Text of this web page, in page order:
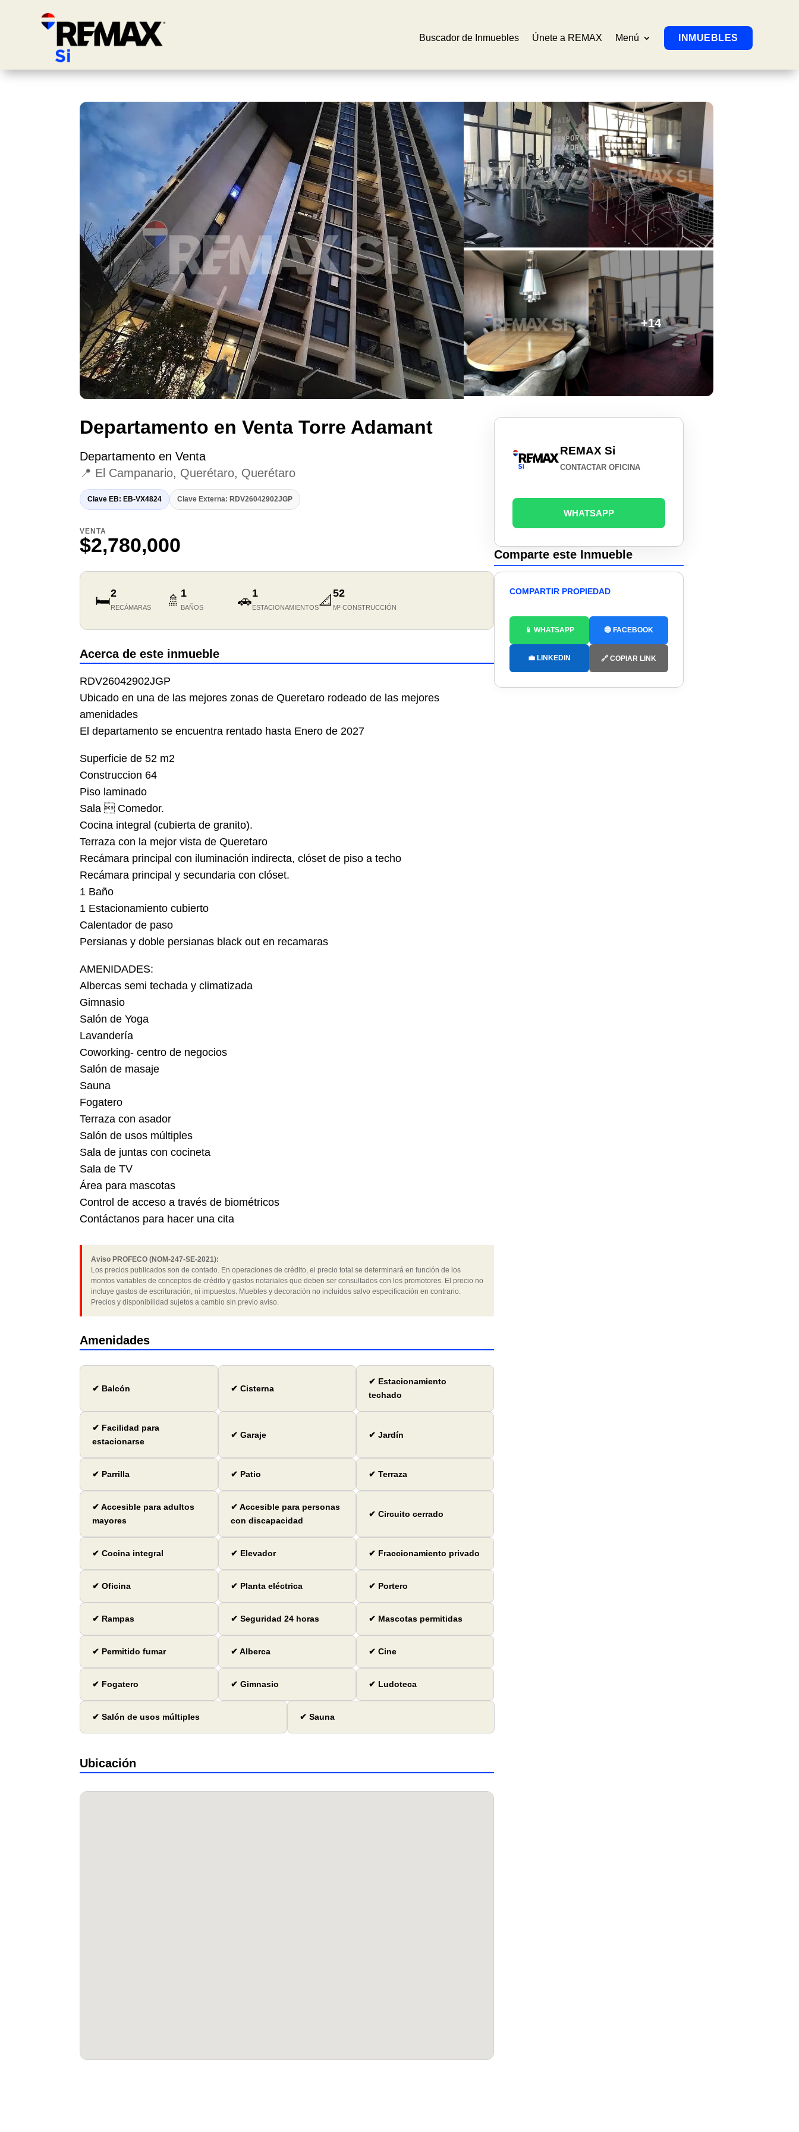
Buscador de Inmuebles Únete a REMAX Menú INMUEBLES
+14
Departamento en Venta Torre Adamant
Departamento en Venta
📍 El Campanario, Querétaro, Querétaro
Clave EB: EB-VX4824 Clave Externa: RDV26042902JGP
VENTA
$2,780,000
🛏️2
RECÁMARAS 🚿 1
BAÑOS 🚗1
ESTACIONAMIENTOS📐52
M² CONSTRUCCIÓN
Acerca de este inmueble
RDV26042902JGP
Ubicado en una de las mejores zonas de Queretaro rodeado de las mejores
amenidades
El departamento se encuentra rentado hasta Enero de 2027
Superficie de 52 m2
Construccion 64
Piso laminado
Sala  Comedor.
Cocina integral (cubierta de granito).
Terraza con la mejor vista de Queretaro
Recámara principal con iluminación indirecta, clóset de piso a techo
Recámara principal y secundaria con clóset.
1 Baño
1 Estacionamiento cubierto
Calentador de paso
Persianas y doble persianas black out en recamaras
AMENIDADES:
Albercas semi techada y climatizada
Gimnasio
Salón de Yoga
Lavandería
Coworking- centro de negocios
Salón de masaje
Sauna
Fogatero
Terraza con asador
Salón de usos múltiples
Sala de juntas con cocineta
Sala de TV
Área para mascotas
Control de acceso a través de biométricos
Contáctanos para hacer una cita
Aviso PROFECO (NOM-247-SE-2021):
Los precios publicados son de contado. En operaciones de crédito, el precio total se determinará en función de los
montos variables de conceptos de crédito y gastos notariales que deben ser consultados con los promotores. El precio no
incluye gastos de escrituración, ni impuestos. Muebles y decoración no incluidos salvo especificación en contrario.
Precios y disponibilidad sujetos a cambio sin previo aviso.
Amenidades
✔ Balcón ✔ Cisterna
✔ Estacionamiento
techado
✔ Facilidad para
estacionarse
✔ Garaje ✔ Jardín
✔ Parrilla ✔ Patio ✔ Terraza
✔ Accesible para adultos
mayores
✔ Accesible para personas
con discapacidad
✔ Circuito cerrado
✔ Cocina integral ✔ Elevador ✔ Fraccionamiento privado
✔ Oficina ✔ Planta eléctrica ✔ Portero
✔ Rampas ✔ Seguridad 24 horas ✔ Mascotas permitidas
✔ Permitido fumar ✔ Alberca ✔ Cine
✔ Fogatero ✔ Gimnasio ✔ Ludoteca
✔ Salón de usos múltiples ✔ Sauna
Ubicación
REMAX Si
CONTACTAR OFICINA
WHATSAPP
Comparte este Inmueble
COMPARTIR PROPIEDAD
📱 WHATSAPP 🔵 FACEBOOK
💼 LINKEDIN 🔗 COPIAR LINK